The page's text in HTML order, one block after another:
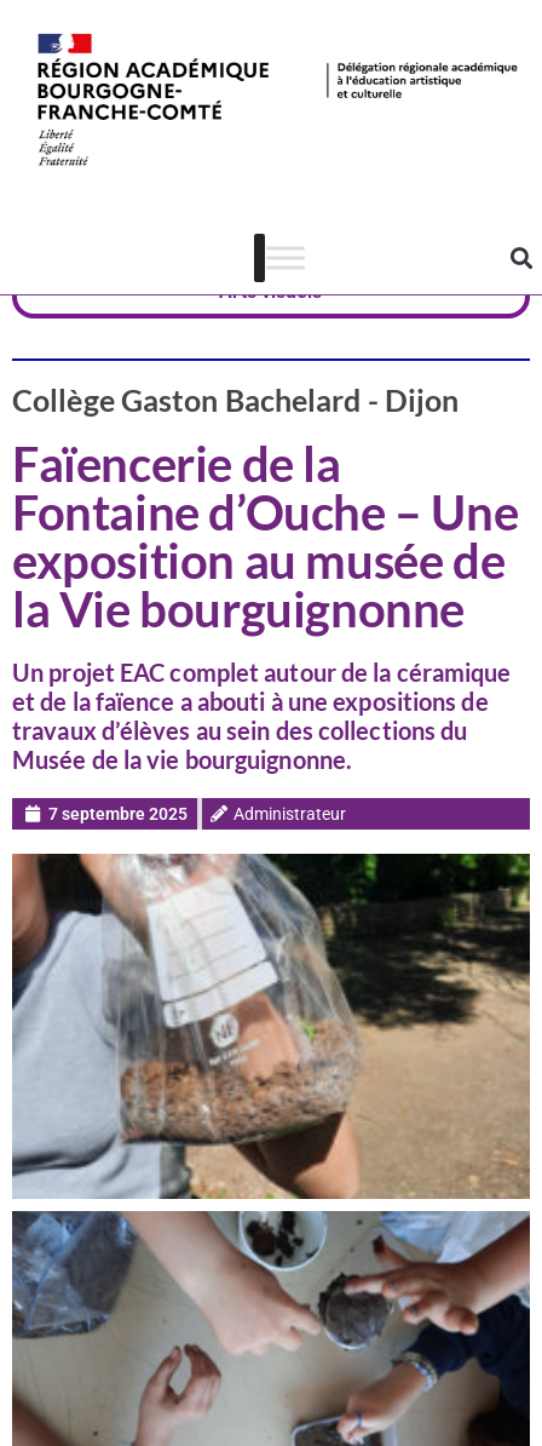
Arts visuels
Collège Gaston Bachelard - Dijon
Faïencerie de la
Fontaine d’Ouche – Une
exposition au musée de
la Vie bourguignonne
Un projet EAC complet autour de la céramique
et de la faïence a abouti à une expositions de
travaux d’élèves au sein des collections du
Musée de la vie bourguignonne.
7 septembre 2025 Administrateur